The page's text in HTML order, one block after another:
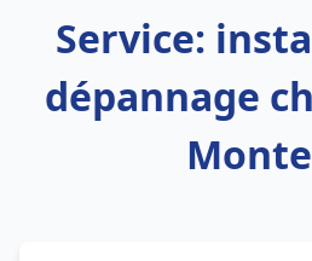
Service:
dépannage